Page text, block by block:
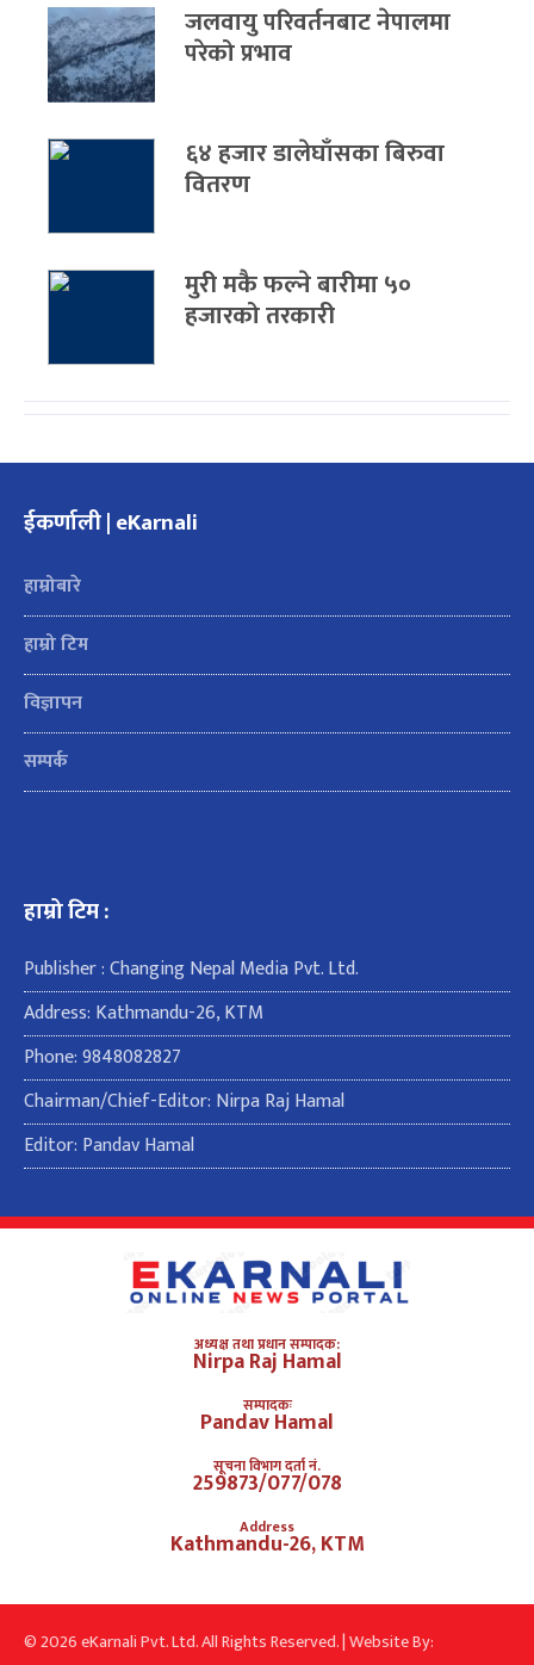
जलवायु परिवर्तनबाट नेपालमा
परेको प्रभाव
६४ हजार डालेघाँसका बिरुवा
वितरण
मुरी मकै फल्ने बारीमा ५०
हजारको तरकारी
ईकर्णाली | eKarnali
हाम्रोबारे
हाम्रो टिम
विज्ञापन
सम्पर्क
हाम्रो टिम :
Publisher : Changing Nepal Media Pvt. Ltd.
Address: Kathmandu-26, KTM
Phone: 9848082827
Chairman/Chief-Editor: Nirpa Raj Hamal
Editor: Pandav Hamal
अध्यक्ष तथा प्रधान सम्पादक:
Nirpa Raj Hamal
सम्पादकः
Pandav Hamal
सूचना विभाग दर्ता नं.
259873/077/078
Address
Kathmandu-26, KTM
© 2026 eKarnali Pvt. Ltd. All Rights Reserved. | Website By: